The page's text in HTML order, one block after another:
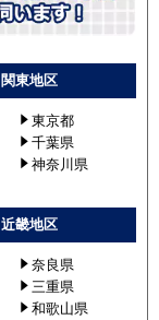
関東地区
東京都
千葉県
神奈川県
近畿地区
奈良県
三重県
和歌山県